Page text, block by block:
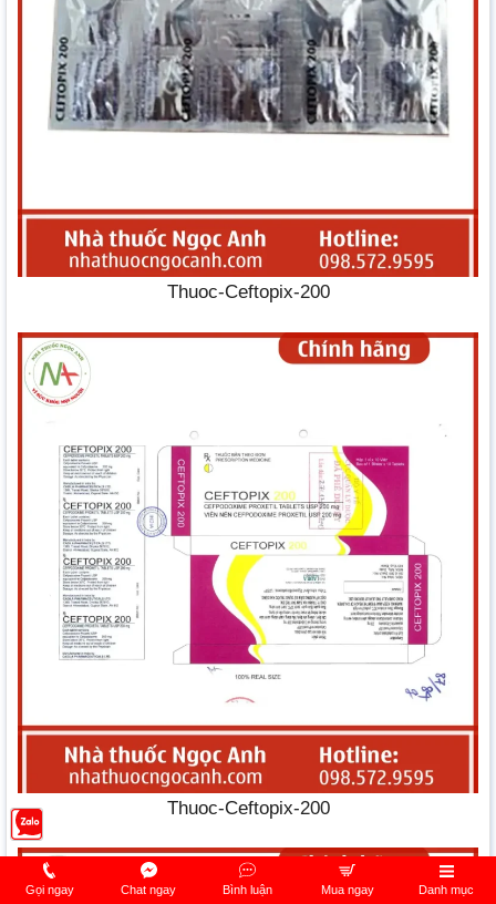
Thuoc-Ceftopix-200
Thuoc-Ceftopix-200
Gọi ngay Chat ngay Bình luận Mua ngay Danh mục